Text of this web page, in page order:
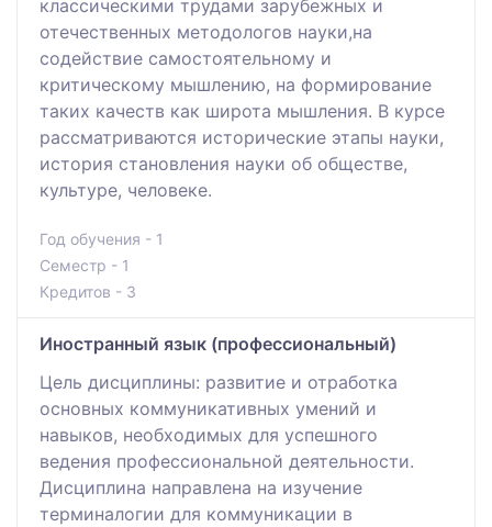
классическими трудами зарубежных и
отечественных методологов науки,на
содействие самостоятельному и
критическому мышлению, на формирование
таких качеств как широта мышления. В курсе
рассматриваются исторические этапы науки,
история становления науки об обществе,
культуре, человеке.
Год обучения - 1
Семестр - 1
Кредитов - 3
Иностранный язык (профессиональный)
Цель дисциплины: развитие и отработка
основных коммуникативных умений и
навыков, необходимых для успешного
ведения профессиональной деятельности.
Дисциплина направлена на изучение
терминалогии для коммуникации в